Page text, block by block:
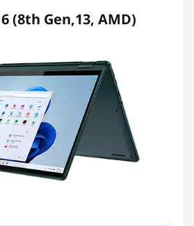
(8th Gen,13, AMD)